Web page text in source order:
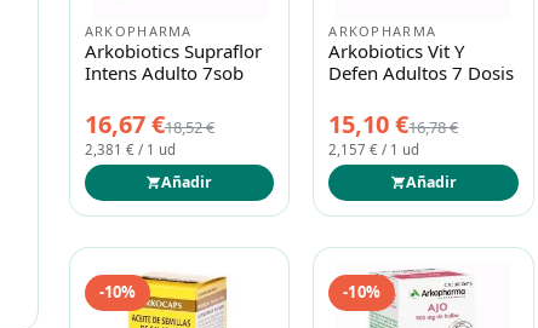
ARKOPHARMA
Arkobiotics Supraflor
Intens Adulto 7sob
16,67 €18,52 €
2,381 € / 1 ud
Añadir
ARKOPHARMA
Arkobiotics Vit Y
Defen Adultos 7 Dosis
15,10 €16,78 €
2,157 € / 1 ud
Añadir
-10% -10%